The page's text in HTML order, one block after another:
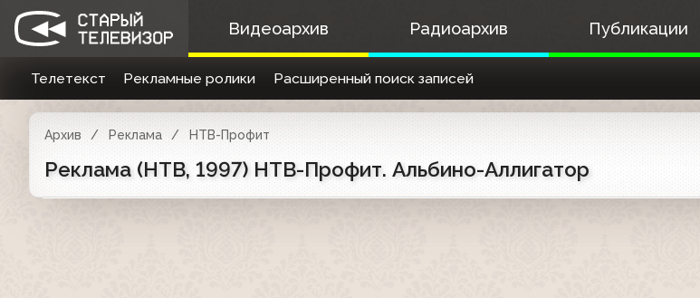
Видеоархив Радиоархив Публикации
Телетекст Рекламные ролики Расширенный поиск записей
Архив Реклама НТВ-Профит
Реклама (НТВ, 1997) НТВ-Профит. Альбино-Аллигатор